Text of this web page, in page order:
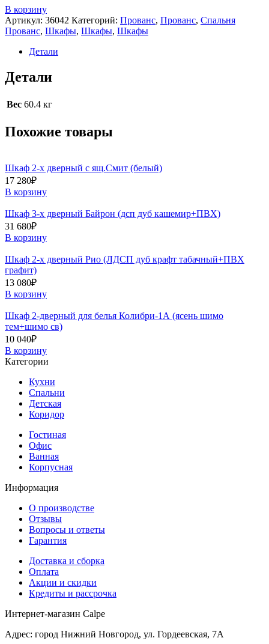
В корзину
Артикул: 36042 Категорий: Прованс, Прованс, Спальня
Прованс, Шкафы, Шкафы, Шкафы
Детали
Детали
Вес 60.4 кг
Похожие товары
Шкаф 2-х дверный с ящ.Смит (белый)
17 280₽
В корзину
Шкаф 3-х дверный Байрон (дсп дуб кашемир+ПВХ)
31 680₽
В корзину
Шкаф 2-х дверный Рио (ЛДСП дуб крафт табачный+ПВХ
графит)
13 080₽
В корзину
Шкаф 2-дверный для белья Колибри-1А (ясень шимо
тем+шимо св)
10 040₽
В корзину
Категории
Кухни
Спальни
Детская
Коридор
Гостиная
Офис
Ванная
Корпусная
Информация
О производстве
Отзывы
Вопросы и ответы
Гарантия
Доставка и сборка
Оплата
Акции и скидки
Кредиты и рассрочка
Интернет-магазин Calpe
Адрес: город Нижний Новгород, ул. Гордеевская, 7А